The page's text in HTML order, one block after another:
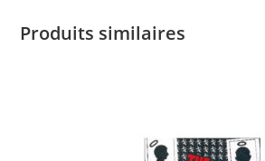
Produits similaires